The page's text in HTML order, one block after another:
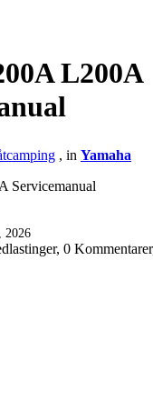
L200A
, in Yamaha
Servicemanual
2026
0